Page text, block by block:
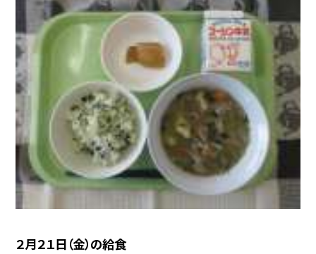
２月２１日（金）の給食